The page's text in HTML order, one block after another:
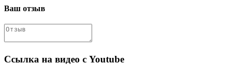
Ваш отзыв
Ссылка на видео с Youtube